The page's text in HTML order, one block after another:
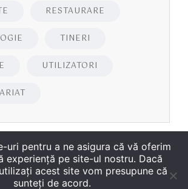
RESTAURARE
TINERI
UTILIZATORI
uri pentru a ne asigura că vă oferim
experiență pe site-ul nostru. Dacă
acest site vom presupune că
sunteți de acord.